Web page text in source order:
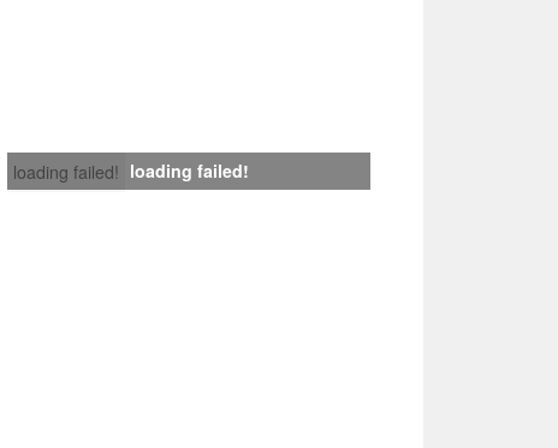
loading failed! loading failed!